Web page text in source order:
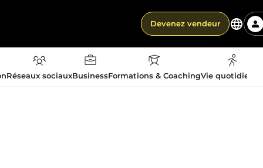
Devenez vendeur
Réseaux sociauxBusinessFormations & CoachingVie